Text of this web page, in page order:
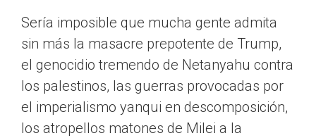
Sería imposible que mucha gente admita
sin más la masacre prepotente de Trump,
el genocidio tremendo de Netanyahu contra
los palestinos, las guerras provocadas por
el imperialismo yanqui en descomposición,
los atropellos matones de Milei a la